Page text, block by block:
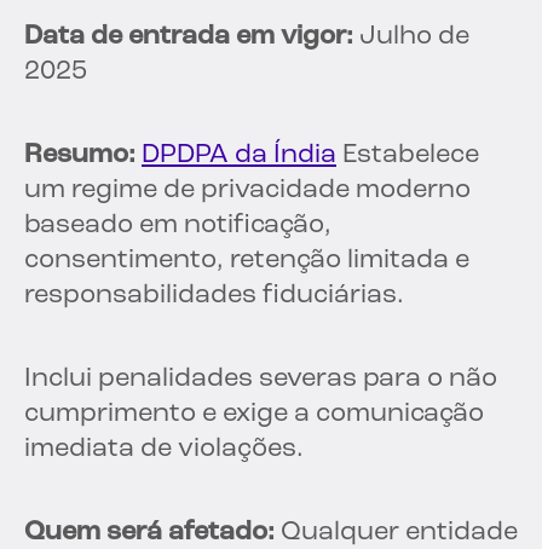
Data de entrada em vigor: Julho de
2025
Resumo: DPDPA da Índia Estabelece
um regime de privacidade moderno
baseado em notificação,
consentimento, retenção limitada e
responsabilidades fiduciárias.
Inclui penalidades severas para o não
cumprimento e exige a comunicação
imediata de violações.
Quem será afetado: Qualquer entidade